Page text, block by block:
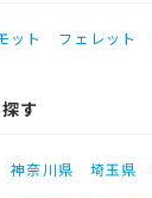
ット フェレット
す
神奈川県 埼玉県